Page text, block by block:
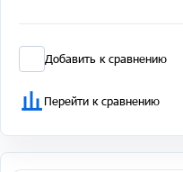
Добавить к сравнению
Перейти к сравнению